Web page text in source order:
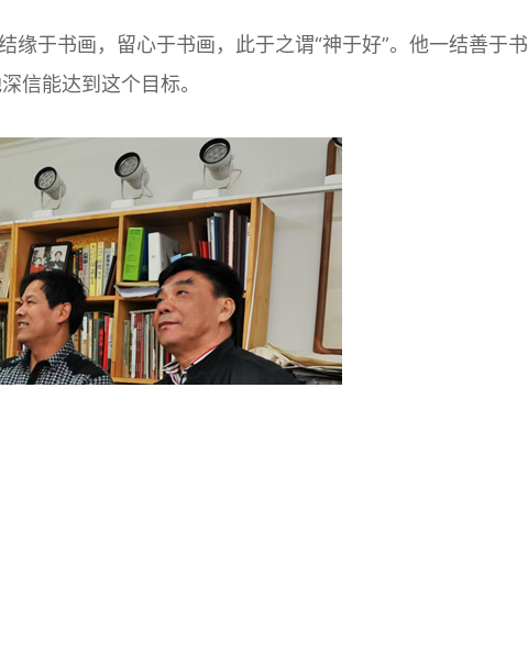
缘于书画，留心于书画，此于之谓“神于好”。他一结善于书
信能达到这个目标。